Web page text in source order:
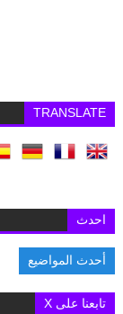
TRANSLATE
احدث
أحدث المواضيع
تابعنا على X